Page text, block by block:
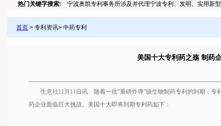
热门关键字搜索: 宁波奥凯专利事务所涉及并代理宁波专利、发明、实用新
首页 > 专利资讯> 中药专利
美国十大专利药之殇 制药
生意社11月11日讯 随着一批“重磅炸弹”级生物制药专利的到期，专
药企业面临巨大挑战。美国十大即将到期专利药如下：